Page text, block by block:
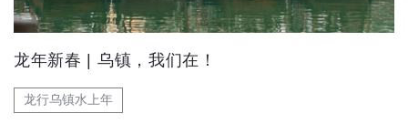
龙年新春 | 乌镇，我们在！
龙行乌镇水上年